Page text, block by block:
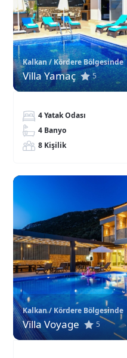
Kalkan / Kördere Bölgesinde
Villa Yamaç 5
4 Yatak Odası
4 Banyo
8 Kişilik
Kalkan / Kördere Bölgesinde
Villa Voyage 5